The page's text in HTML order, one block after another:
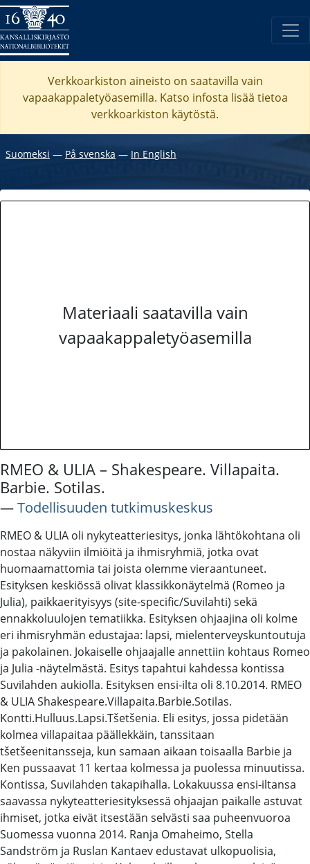
Verkkoarkiston aineisto on saatavilla vain
vapaakappaletyöasemilla. Katso infosta lisää tietoa
verkkoarkiston käytöstä.
Suomeksi ― På svenska ― In English
Materiaali saatavilla vain
vapaakappaletyöasemilla
RMEO & ULIA – Shakespeare. Villapaita.
Barbie. Sotilas.
―Todellisuuden tutkimuskeskus
RMEO & ULIA oli nykyteatteriesitys, jonka lähtökohtana oli
nostaa näkyviin ilmiöitä ja ihmisryhmiä, jotka ovat
huomaamattomia tai joista olemme vieraantuneet.
Esityksen keskiössä olivat klassikkonäytelmä (Romeo ja
Julia), paikkaerityisyys (site-specific/Suvilahti) sekä
ennakkoluulojen tematiikka. Esityksen ohjaajina oli kolme
eri ihmisryhmän edustajaa: lapsi, mielenterveyskuntoutuja
ja pakolainen. Jokaiselle ohjaajalle annettiin kohtaus Romeo
ja Julia -näytelmästä. Esitys tapahtui kahdessa kontissa
Suvilahden aukiolla. Esityksen ensi-ilta oli 8.10.2014. RMEO
& ULIA Shakespeare.Villapaita.Barbie.Sotilas.
Kontti.Hulluus.Lapsi.Tšetšenia. Eli esitys, jossa pidetään
kolmea villapaitaa päällekkäin, tanssitaan
tšetšeenitansseja, kun samaan aikaan toisaalla Barbie ja
Ken pussaavat 11 kertaa kolmessa ja puolessa minuutissa.
Kontissa, Suvilahden takapihalla. Lokakuussa ensi-iltansa
saavassa nykyteatteriesityksessä ohjaajan paikalle astuvat
ihmiset, jotka eivät itsestään selvästi saa puheenvuoroa
Suomessa vuonna 2014. Ranja Omaheimo, Stella
Sandström ja Ruslan Kantaev edustavat ulkopuolisia,